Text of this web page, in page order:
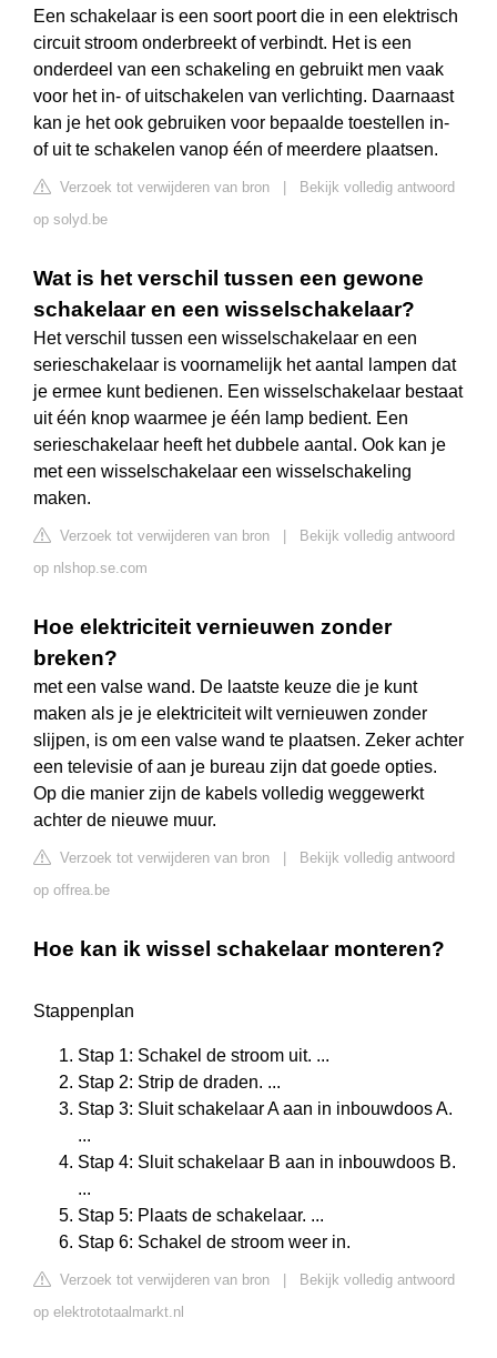
Een schakelaar is een soort poort die in een elektrisch
circuit stroom onderbreekt of verbindt. Het is een
onderdeel van een schakeling en gebruikt men vaak
voor het in- of uitschakelen van verlichting. Daarnaast
kan je het ook gebruiken voor bepaalde toestellen in-
of uit te schakelen vanop één of meerdere plaatsen.
Verzoek tot verwijderen van bron
Bekijk volledig antwoord
op solyd.be
Wat is het verschil tussen een gewone
schakelaar en een wisselschakelaar?
Het verschil tussen een wisselschakelaar en een
serieschakelaar is voornamelijk het aantal lampen dat
je ermee kunt bedienen. Een wisselschakelaar bestaat
uit één knop waarmee je één lamp bedient. Een
serieschakelaar heeft het dubbele aantal. Ook kan je
met een wisselschakelaar een wisselschakeling
maken.
Verzoek tot verwijderen van bron
Bekijk volledig antwoord
op nlshop.se.com
Hoe elektriciteit vernieuwen zonder
breken?
met een valse wand. De laatste keuze die je kunt
maken als je je elektriciteit wilt vernieuwen zonder
slijpen, is om een valse wand te plaatsen. Zeker achter
een televisie of aan je bureau zijn dat goede opties.
Op die manier zijn de kabels volledig weggewerkt
achter de nieuwe muur.
Verzoek tot verwijderen van bron
Bekijk volledig antwoord
op offrea.be
Hoe kan ik wissel schakelaar monteren?
Stappenplan
Stap 1: Schakel de stroom uit. ...
Stap 2: Strip de draden. ...
Stap 3: Sluit schakelaar A aan in inbouwdoos A.
...
Stap 4: Sluit schakelaar B aan in inbouwdoos B.
...
Stap 5: Plaats de schakelaar. ...
Stap 6: Schakel de stroom weer in.
Verzoek tot verwijderen van bron
Bekijk volledig antwoord
op elektrototaalmarkt.nl